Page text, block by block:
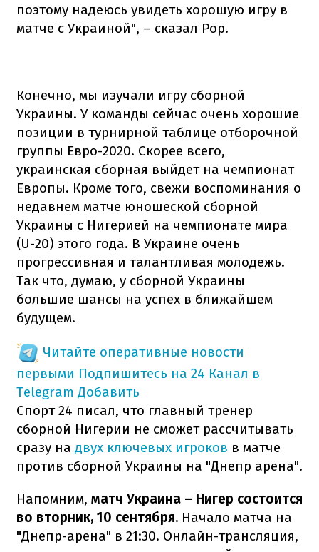
поэтому надеюсь увидеть хорошую игру в
матче с Украиной", – сказал Рор.
Конечно, мы изучали игру сборной
Украины. У команды сейчас очень хорошие
позиции в турнирной таблице отборочной
группы Евро-2020. Скорее всего,
украинская сборная выйдет на чемпионат
Европы. Кроме того, свежи воспоминания о
недавнем матче юношеской сборной
Украины с Нигерией на чемпионате мира
(U-20) этого года. В Украине очень
прогрессивная и талантливая молодежь.
Так что, думаю, у сборной Украины
большие шансы на успех в ближайшем
будущем.
Читайте оперативные новости
первыми Подпишитесь на 24 Канал в
Telegram Добавить
Спорт 24 писал, что главный тренер
сборной Нигерии не сможет рассчитывать
сразу на двух ключевых игроков в матче
против сборной Украины на "Днепр арена".
Напомним, матч Украина – Нигер состоится
во вторник, 10 сентября. Начало матча на
"Днепр-арена" в 21:30. Онлайн-трансляция,